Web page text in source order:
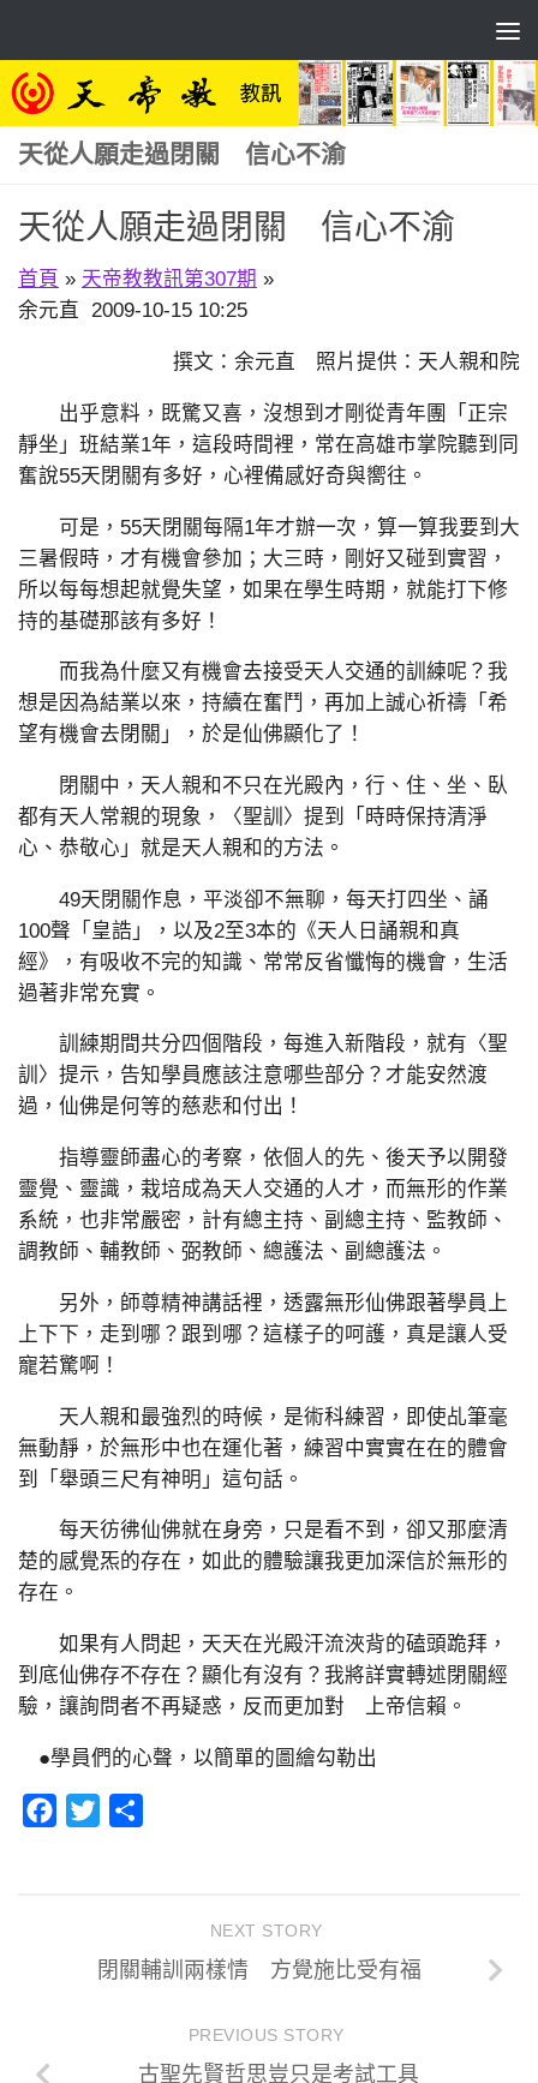
天從人願走過閉關 信心不渝
天從人願走過閉關 信心不渝
首頁 » 天帝教教訊第307期 »
余元直 2009-10-15 10:25
撰文：余元直 照片提供：天人親和院
出乎意料，既驚又喜，沒想到才剛從青年團「正宗
靜坐」班結業1年，這段時間裡，常在高雄市掌院聽到同
奮說55天閉關有多好，心裡備感好奇與嚮往。
可是，55天閉關每隔1年才辦一次，算一算我要到大
三暑假時，才有機會參加；大三時，剛好又碰到實習，
所以每每想起就覺失望，如果在學生時期，就能打下修
持的基礎那該有多好！
而我為什麼又有機會去接受天人交通的訓練呢？我
想是因為結業以來，持續在奮鬥，再加上誠心祈禱「希
望有機會去閉關」，於是仙佛顯化了！
閉關中，天人親和不只在光殿內，行、住、坐、臥
都有天人常親的現象，〈聖訓〉提到「時時保持清淨
心、恭敬心」就是天人親和的方法。
49天閉關作息，平淡卻不無聊，每天打四坐、誦
100聲「皇誥」，以及2至3本的《天人日誦親和真
經》，有吸收不完的知識、常常反省懺悔的機會，生活
過著非常充實。
訓練期間共分四個階段，每進入新階段，就有〈聖
訓〉提示，告知學員應該注意哪些部分？才能安然渡
過，仙佛是何等的慈悲和付出！
指導靈師盡心的考察，依個人的先、後天予以開發
靈覺、靈識，栽培成為天人交通的人才，而無形的作業
系統，也非常嚴密，計有總主持、副總主持、監教師、
調教師、輔教師、弼教師、總護法、副總護法。
另外，師尊精神講話裡，透露無形仙佛跟著學員上
上下下，走到哪？跟到哪？這樣子的呵護，真是讓人受
寵若驚啊！
天人親和最強烈的時候，是術科練習，即使乩筆毫
無動靜，於無形中也在運化著，練習中實實在在的體會
到「舉頭三尺有神明」這句話。
每天彷彿仙佛就在身旁，只是看不到，卻又那麼清
楚的感覺炁的存在，如此的體驗讓我更加深信於無形的
存在。
如果有人問起，天天在光殿汗流浹背的磕頭跪拜，
到底仙佛存不存在？顯化有沒有？我將詳實轉述閉關經
驗，讓詢問者不再疑惑，反而更加對 上帝信賴。
●學員們的心聲，以簡單的圖繪勾勒出
Facebook
Twitter
NEXT STORY
閉關輔訓兩樣情 方覺施比受有福
PREVIOUS STORY
古聖先賢哲思豈只是考試工具